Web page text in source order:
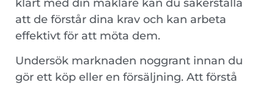
klart med din mäklare kan du säkerställa
att de förstår dina krav och kan arbeta
effektivt för att möta dem.
Undersök marknaden noggrant innan du
gör ett köp eller en försäljning. Att förstå